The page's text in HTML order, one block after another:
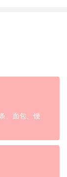
、面包、馒